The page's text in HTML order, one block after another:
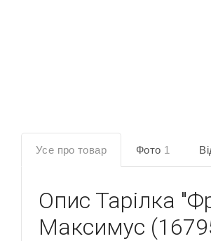
Усе про товар Фото 1
Опис Тарілка
Максимус